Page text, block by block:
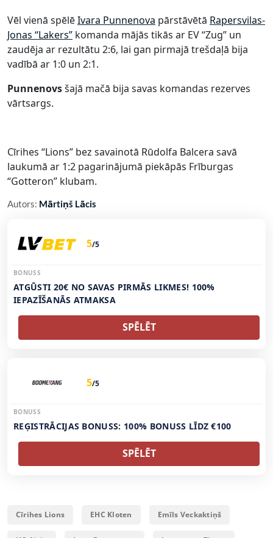
Vēl vienā spēlēIvara Punnenova pārstāvētā Rapersvilas-
Jonas “Lakers” komanda mājās tikās ar EV “Zug” un
zaudēja ar rezultātu 2:6, lai gan pirmajā trešdaļā bija
vadībā ar 1:0 un 2:1.
Punnenovsšajā mačā bija savas komandas rezerves
vārtsargs.
Cīrihes “Lions” bez savainotā Rūdolfa Balcera savā
laukumā ar 1:2 pagarinājumā piekāpās Frīburgas
“Gotteron” klubam.
Autors: Mārtiņš Lācis
5/5
BONUSS
ATGŪSTI 20€ NO SAVAS PIRMĀS LIKMES! 100%
IEPAZĪŠANĀS ATMAKSA
SPĒLĒT
5/5
BONUSS
REĢISTRĀCIJAS BONUSS: 100% BONUSS LĪDZ €100
SPĒLĒT
Cīrihes Lions EHC Kloten Emīls Veckaktiņš